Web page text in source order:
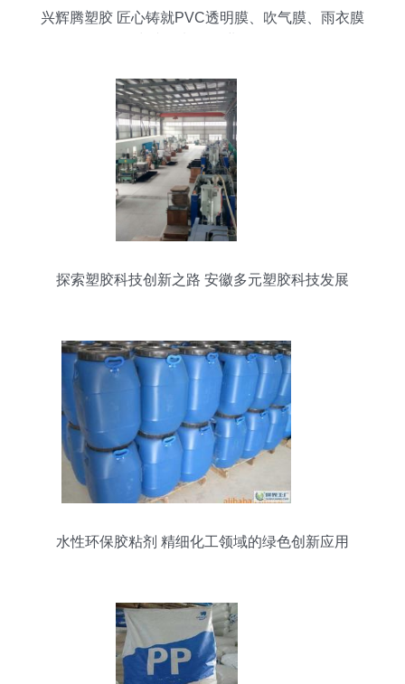
兴辉腾塑胶 匠心铸就PVC透明膜、吹气膜、雨衣膜
探索塑胶科技创新之路 安徽多元塑胶科技发展
水性环保胶粘剂 精细化工领域的绿色创新应用